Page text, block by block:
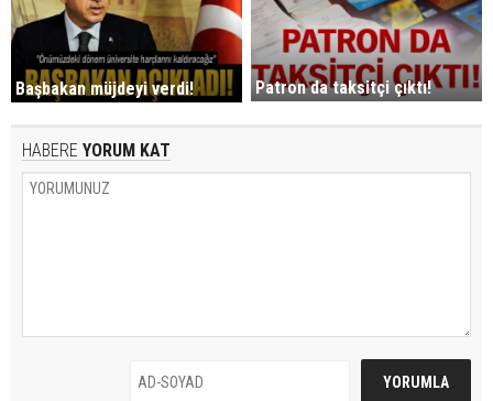
Başbakan müjdeyi verdi! Patron da taksitçi çıktı!
HABERE YORUM KAT